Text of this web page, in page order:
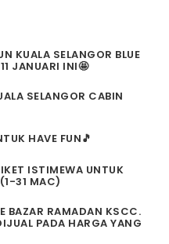
KUALA SELANGOR BLUE
JANUARI INI🤩
SELANGOR CABIN
HAVE FUN🎵
ISTIMEWA UNTUK
31 MAC)
BAZAR RAMADAN KSCC.
PADA HARGA YANG